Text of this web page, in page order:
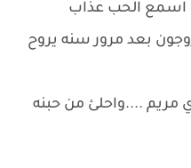
اسمع الحب عذاب
بعد مرور سنه يروح
3سنوات وي مريم ....واحلئ من حبنه